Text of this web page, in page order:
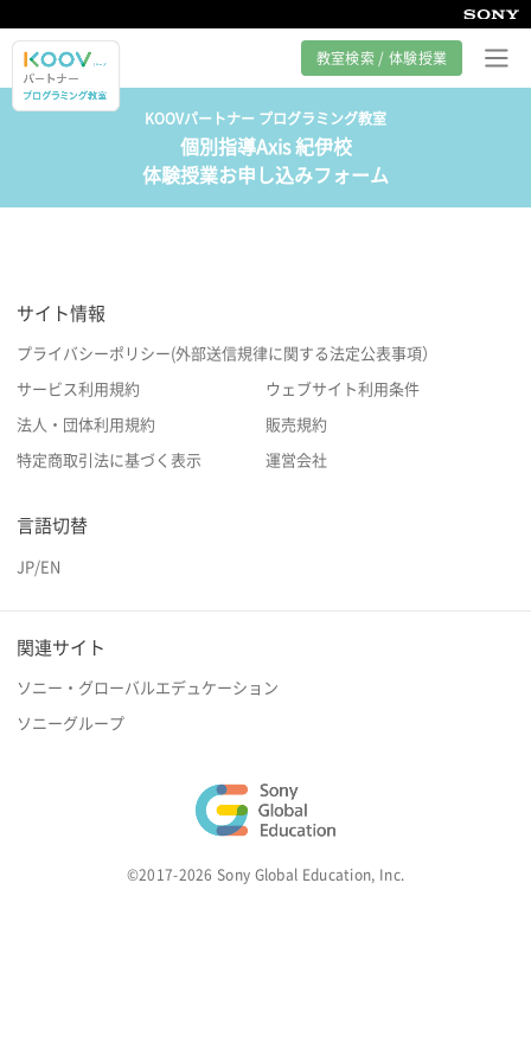
教室検索 / 体験授業
プログラミング教室とは
カリキュラム紹介
サポート
KOOVパートナー プログラミング教室
個別指導Axis 紀伊校
体験授業お申し込みフォーム
サイト情報
プライバシーポリシー(外部送信規律に関する法定公表事項）
サービス利用規約 ウェブサイト利用条件
法人・団体利用規約 販売規約
特定商取引法に基づく表示 運営会社
言語切替
JP/EN
関連サイト
ソニー・グローバルエデュケーション
ソニーグループ
©2017-2026 Sony Global Education, Inc.